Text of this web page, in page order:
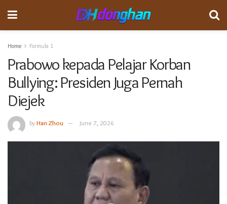
Home Formula 1
Prabowo kepada Pelajar Korban
Bullying: Presiden Juga Pernah
Diejek
byHan Zhou June 7, 2026